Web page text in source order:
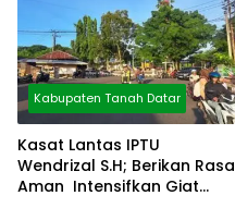
Kabupaten Tanah Datar
Kasat Lantas IPTU
Wendrizal S.H; Berikan Rasa
Aman Intensifkan Giat